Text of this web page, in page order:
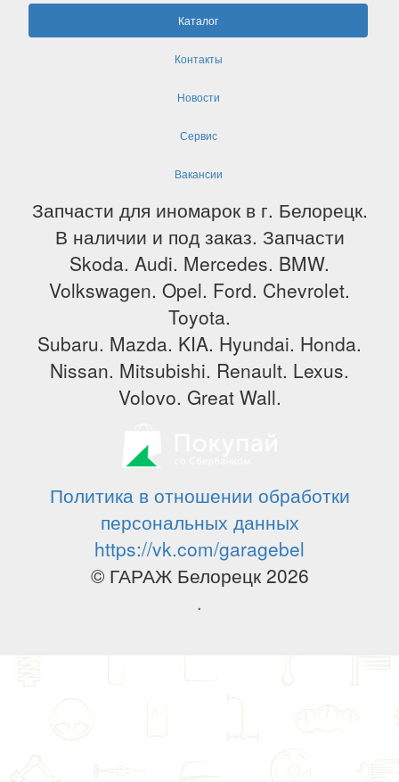
Каталог
Контакты
Новости
Сервис
Вакансии
Запчасти для иномарок в г. Белорецк.
В наличии и под заказ. Запчасти
Skoda. Audi. Mercedes. BMW.
Volkswagen. Opel. Ford. Chevrolet.
Toyota.
Subaru. Mazda. KIA. Hyundai. Honda.
Nissan. Mitsubishi. Renault. Lexus.
Volovo. Great Wall.
Политика в отношении обработки
персональных данных
https://vk.com/garagebel
© ГАРАЖ Белорецк 2026
.